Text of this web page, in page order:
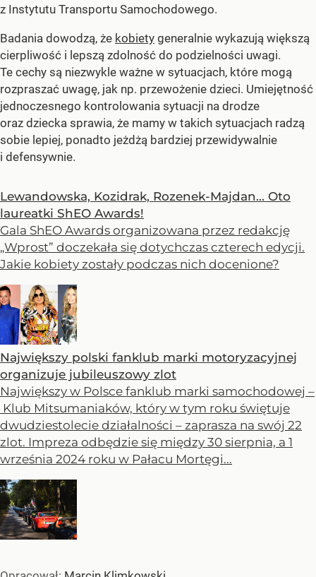
z Instytutu Transportu Samochodowego.
Badania dowodzą, że kobiety generalnie wykazują większą
cierpliwość i lepszą zdolność do podzielności uwagi.
Te cechy są niezwykle ważne w sytuacjach, które mogą
rozpraszać uwagę, jak np. przewożenie dzieci. Umiejętność
jednoczesnego kontrolowania sytuacji na drodze
oraz dziecka sprawia, że mamy w takich sytuacjach radzą
sobie lepiej, ponadto jeżdżą bardziej przewidywalnie
i defensywnie.
Lewandowska, Kozidrak, Rozenek-Majdan... Oto
laureatki ShEO Awards!
Gala ShEO Awards organizowana przez redakcję
„Wprost” doczekała się dotychczas czterech edycji.
Jakie kobiety zostały podczas nich docenione?
Największy polski fanklub marki motoryzacyjnej
organizuje jubileuszowy zlot
Największy w Polsce fanklub marki samochodowej –
Klub Mitsumaniaków, który w tym roku świętuje
dwudziestolecie działalności – zaprasza na swój 22
zlot. Impreza odbędzie się między 30 sierpnia, a 1
września 2024 roku w Pałacu Mortęgi...